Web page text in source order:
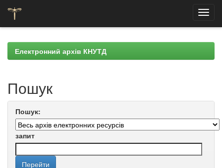
navigationЕлектронний архів КНУТД
Пошук
Пошук:
запит